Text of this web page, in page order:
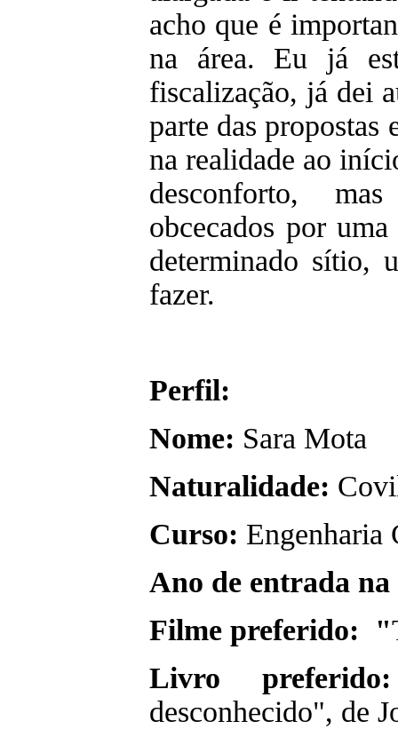
acho que é
na área. Eu já
fiscalização, já dei
parte das propostas
na realidade ao
desconforto,
obcecados por
determinado sítio,
fazer.
Perfil:
Nome: Sara Mota
Naturalidade:
Curso: Engenharia
Ano de entrada
Filme preferido: "
Livro
desconhecido", de